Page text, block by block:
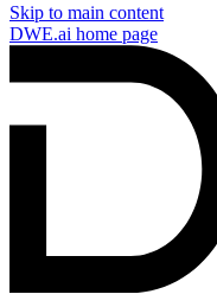
Skip to main content
DWE.ai home page